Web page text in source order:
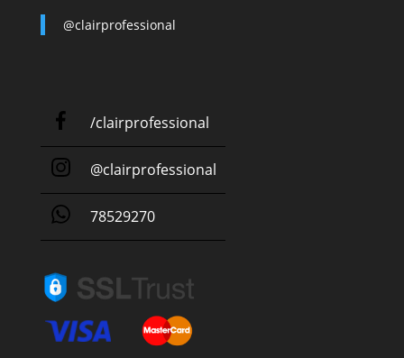
@clairprofessional
/clairprofessional
@clairprofessional
78529270